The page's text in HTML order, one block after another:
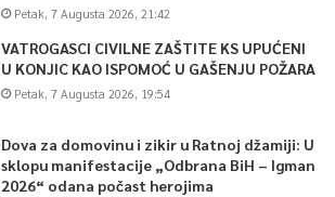
Petak, 7 Augusta 2026, 21:42
VATROGASCI CIVILNE ZAŠTITE KS UPUĆENI
U KONJIC KAO ISPOMOĆ U GAŠENJU POŽARA
Petak, 7 Augusta 2026, 19:54
Dova za domovinu i zikir u Ratnoj džamiji: U
sklopu manifestacije „Odbrana BiH – Igman
2026“ odana počast herojima